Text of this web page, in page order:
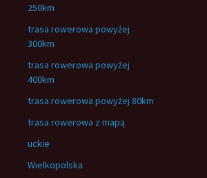
250km
trasa rowerowa powyżej
300km
trasa rowerowa powyżej
400km
trasa rowerowa powyżej 80km
trasa rowerowa z mapą
uckie
Wielkopolska